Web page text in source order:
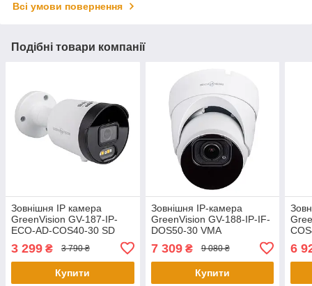
Всі умови повернення
Подібні товари компанії
Зовнішня IP камера
GreenVision GV-187-IP-
ECO-AD-COS40-30 SD
3 299 ₴ 3 790 ₴
Купити
Зовнішня IP-камера
GreenVision GV-188-IP-IF-
DOS50-30 VMA
7 309₴ 9 080 ₴
Купити
6